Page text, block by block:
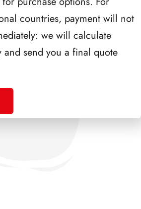
countries, payment will not
we will calculate
send you a final quote